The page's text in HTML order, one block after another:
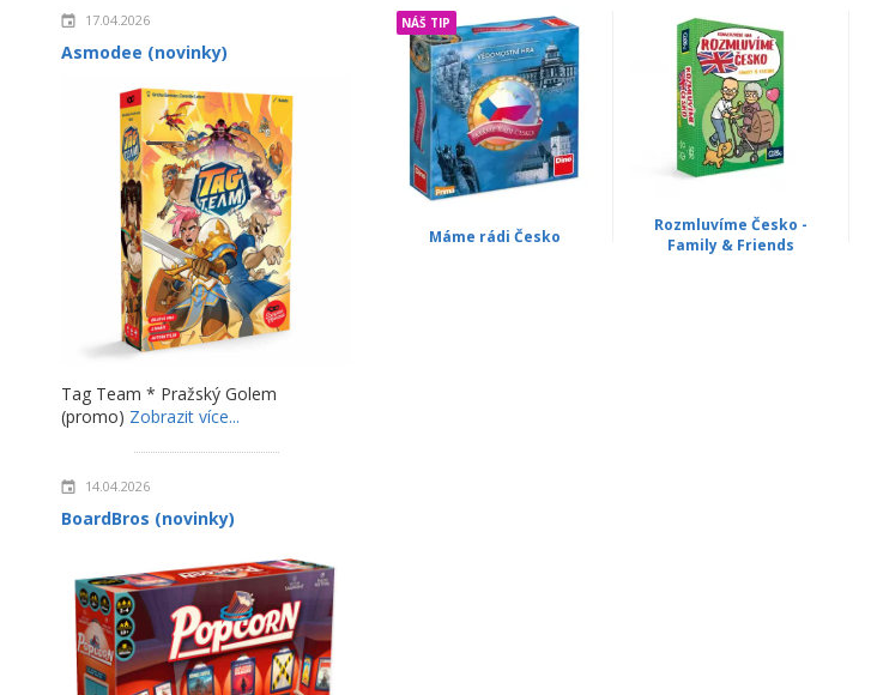
17.04.2026
Asmodee (novinky)
Tag Team * Pražský Golem
(promo) Zobrazit více...
14.04.2026
BoardBros (novinky)
NÁŠ TIP
Máme rádi Česko
Rozmluvíme Česko -
Family & Friends